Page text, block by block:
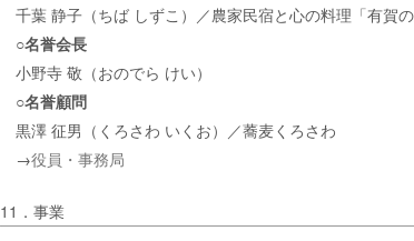
千葉 静子（ちば しずこ）／農家民宿と心の料理「有賀
○名誉会長
小野寺 敬（おのでら けい）
○名誉顧問
黒澤 征男（くろさわ いくお）／蕎麦くろさわ
→役員・事務局
11．事業